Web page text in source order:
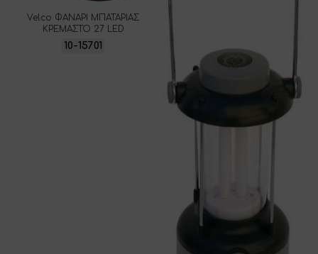
Velco ΦΑΝΑΡΙ ΜΠΑΤΑΡΙΑΣ
ΚΡΕΜΑΣΤΟ 27 LED
10-15701